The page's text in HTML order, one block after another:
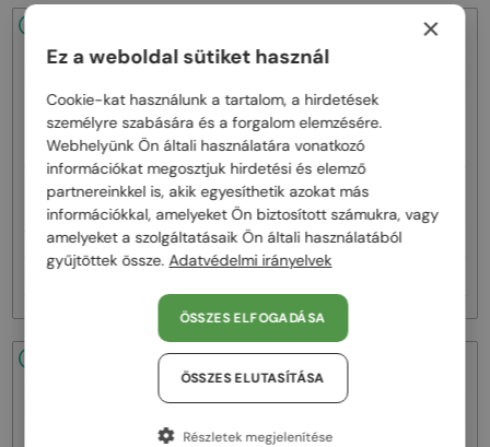
Dita—Napszemüvegek
MACH ONE DRX-2030 TITANIUM -
W - 59
Dita—Napszemüvegek
MACH SIX//TITANIUM DTS121 - 01 -
62
48/72
×
Ez a weboldal sütiket használ
Cookie-kat használunk a tartalom, a hirdetések
személyre szabására és a forgalom elemzésére.
Webhelyünk Ön általi használatára vonatkozó
információkat megosztjuk hirdetési és elemző
partnereinkkel is, akik egyesíthetik azokat más
információkkal, amelyeket Ön biztosított számukra, vagy
amelyeket a szolgáltatásaik Ön általi használatából
gyűjtöttek össze.Adatvédelmi irányelvek
ÖSSZES ELFOGADÁSA
ÖSSZES ELUTASÍTÁSA
Részletek megjelenítése